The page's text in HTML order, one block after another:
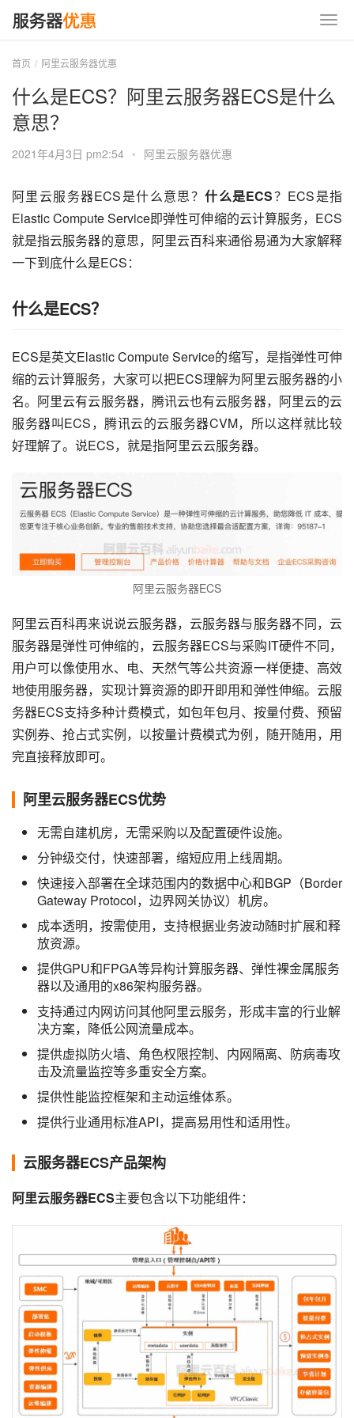
首页 阿里云服务器优惠
什么是ECS？阿里云服务器ECS是什么
意思？
2021年4月3日 pm2:54 • 阿里云服务器优惠
阿里云服务器ECS是什么意思？什么是ECS？ECS是指
Elastic Compute Service即弹性可伸缩的云计算服务，ECS
就是指云服务器的意思，阿里云百科来通俗易通为大家解释
一下到底什么是ECS：
什么是ECS？
ECS是英文Elastic Compute Service的缩写，是指弹性可伸
缩的云计算服务，大家可以把ECS理解为阿里云服务器的小
名。阿里云有云服务器，腾讯云也有云服务器，阿里云的云
服务器叫ECS，腾讯云的云服务器CVM，所以这样就比较
好理解了。说ECS，就是指阿里云云服务器。
阿里云服务器ECS
阿里云百科再来说说云服务器，云服务器与服务器不同，云
服务器是弹性可伸缩的，云服务器ECS与采购IT硬件不同，
用户可以像使用水、电、天然气等公共资源一样便捷、高效
地使用服务器，实现计算资源的即开即用和弹性伸缩。云服
务器ECS支持多种计费模式，如包年包月、按量付费、预留
实例券、抢占式实例，以按量计费模式为例，随开随用，用
完直接释放即可。
阿里云服务器ECS优势
无需自建机房，无需采购以及配置硬件设施。
分钟级交付，快速部署，缩短应用上线周期。
快速接入部署在全球范围内的数据中心和BGP（Border
Gateway Protocol，边界网关协议）机房。
成本透明，按需使用，支持根据业务波动随时扩展和释
放资源。
提供GPU和FPGA等异构计算服务器、弹性裸金属服务
器以及通用的x86架构服务器。
支持通过内网访问其他阿里云服务，形成丰富的行业解
决方案，降低公网流量成本。
提供虚拟防火墙、角色权限控制、内网隔离、防病毒攻
击及流量监控等多重安全方案。
提供性能监控框架和主动运维体系。
提供行业通用标准API，提高易用性和适用性。
云服务器ECS产品架构
阿里云服务器ECS主要包含以下功能组件：